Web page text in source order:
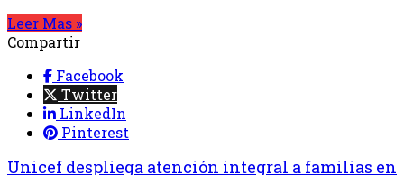
Leer Mas »
Compartir
Facebook
Twitter
LinkedIn
Pinterest
Unicef despliega atención integral a familias en